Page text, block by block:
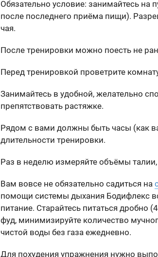
Обязательно условие: занимайтесь на
после последнего приёма пищи).
чая.
После тренировки можно поесть не
Перед тренировкой проветрите
Занимайтесь в удобной, желательно
препятствовать растяжке.
Рядом с вами должны быть часы (как
длительности тренировки.
Раз в неделю измеряйте объёмы талии,
Вам вовсе не обязательно садиться на
помощи системы дыхания Бодифлекс
питание. Старайтесь питаться дробно
фуд, минимизируйте количество
чистой воды без газа ежедневно.
Для похудения упражнения нужно